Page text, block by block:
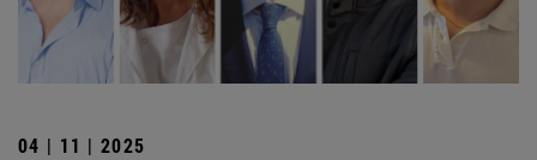
04 | 11 | 2025